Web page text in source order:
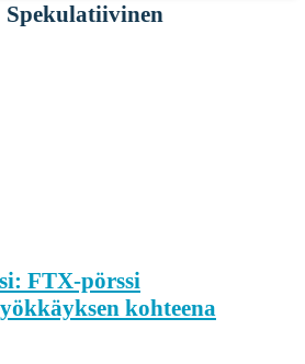
Spekulatiivinen
FTX-pörssi
kohteena